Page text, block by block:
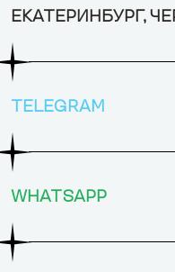
ЕКАТЕРИНБУРГ,
TELEGRAM
WHATSAPP